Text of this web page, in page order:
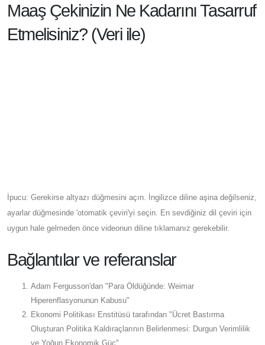
Maaş Çekinizin Ne Kadarını Tasarruf
Etmelisiniz? (Veri ile)
İpucu: Gerekirse altyazı düğmesini açın. İngilizce diline aşina değilseniz,
ayarlar düğmesinde 'otomatik çeviri'yi seçin. En sevdiğiniz dil çeviri için
uygun hale gelmeden önce videonun diline tıklamanız gerekebilir.
Bağlantılar ve referanslar
Adam Fergusson'dan "Para Öldüğünde: Weimar
Hiperenflasyonunun Kabusu"
Ekonomi Politikası Enstitüsü tarafından "Ücret Bastırma
Oluşturan Politika Kaldıraçlarının Belirlenmesi: Durgun Verimlilik
ve Yoğun Ekonomik Güç"